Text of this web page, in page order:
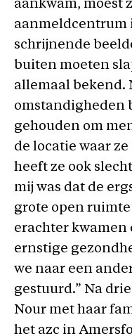
aankwam, moest
aanmeldcentrum
schrijnende
buiten moeten
allemaal bekend.
omstandigheden
gehouden om
de locatie waar
heeft ze ook
mij was dat de
grote open
erachter kwamen
ernstige
we naar een
gestuurd.” Na
Nour met haar
het azc in